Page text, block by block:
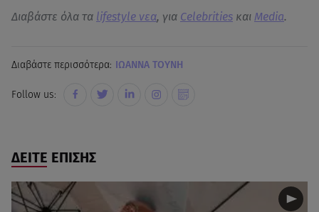
Διαβάστε όλα τα lifestyle νεα, για Celebrities και Media.
Διαβάστε περισσότερα: ΙΩΑΝΝΑ ΤΟΥΝΗ
Follow us:
ΔΕΙΤΕ ΕΠΙΣΗΣ